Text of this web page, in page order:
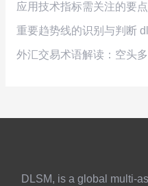
应用技术指标需关注的要点
重要趋势线的识别与判断
外汇交易术语解读：空头
DLSM, is a global multi-